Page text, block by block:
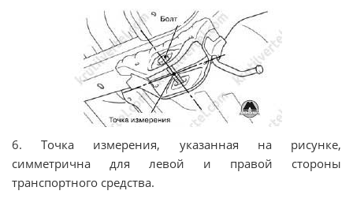
6. Точка измерения, указанная на рисунке,
симметрична для левой и правой стороны
транспортного средства.